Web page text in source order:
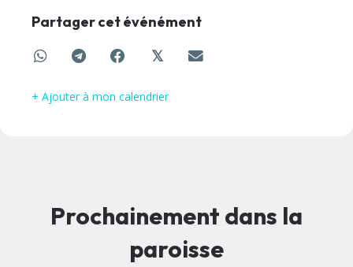
Partager cet événément
𝕏
+ Ajouter à mon calendrier
Prochainement dans la
paroisse